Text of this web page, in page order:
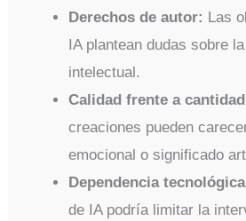
Derechos de autor: Las
IA plantean dudas sobre
intelectual.
Calidad frente a
creaciones pueden
emocional o significado
Dependencia
de IA podría limitar la